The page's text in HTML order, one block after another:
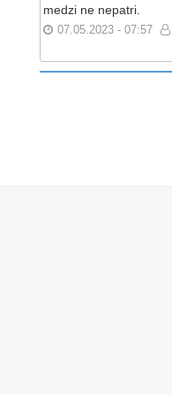
medzi ne nepatri.
07.05.2023 - 07:57